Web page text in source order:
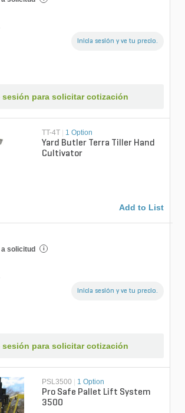
Inicia sesión y ve tu precio.
sesión para solicitar cotización
TT-4T | 1 Option
Yard Butler Terra Tiller Hand
Cultivator
Add to List
solicitud i
Inicia sesión y ve tu precio.
sesión para solicitar cotización
PSL3500 1 Option
Pro Safe Pallet Lift System
3500